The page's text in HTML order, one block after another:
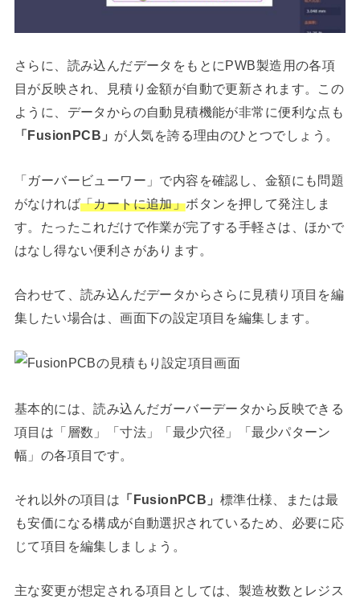
さらに、読み込んだデータをもとにPWB製造用の各項
目が反映され、見積り金額が自動で更新されます。この
ように、データからの自動見積機能が非常に便利な点も
「FusionPCB」 が人気を誇る理由のひとつでしょう。
「ガーバービューワー」で内容を確認し、金額にも問題
がなければ「カートに追加」ボタンを押して発注しま
す。たったこれだけで作業が完了する手軽さは、ほかで
はなし得ない便利さがあります。
合わせて、読み込んだデータからさらに見積り項目を編
集したい場合は、画面下の設定項目を編集します。
基本的には、読み込んだガーバーデータから反映できる
項目は「層数」「寸法」「最少穴径」「最少パターン
幅」の各項目です。
それ以外の項目は 「FusionPCB」 標準仕様、または最
も安価になる構成が自動選択されているため、必要に応
じて項目を編集しましょう。
主な変更が想定される項目としては、製造枚数とレジス